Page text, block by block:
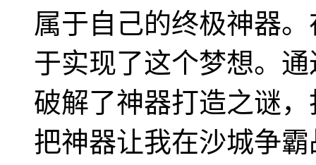
属于自己的终极神器
于实现了这个梦想。
破解了神器打造之谜
把神器让我在沙城争